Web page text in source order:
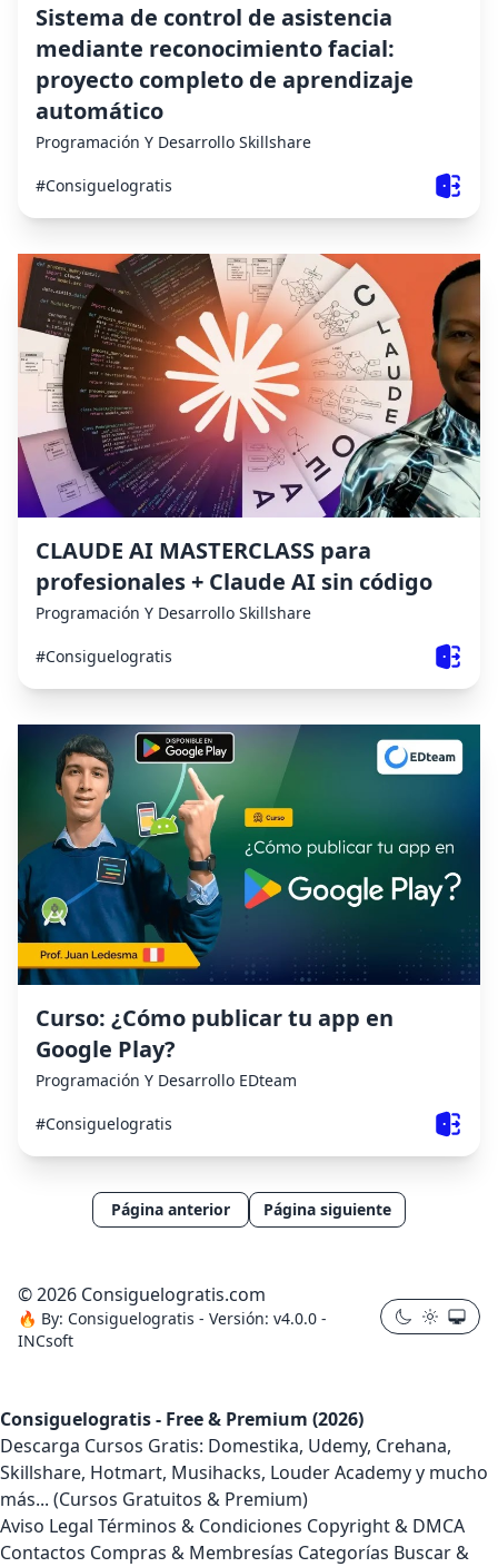
Sistema de control de asistencia
mediante reconocimiento facial:
proyecto completo de aprendizaje
automático
Programación Y Desarrollo Skillshare
#Consiguelogratis
CLAUDE AI MASTERCLASS para
profesionales + Claude AI sin código
Programación Y Desarrollo Skillshare
#Consiguelogratis
Curso: ¿Cómo publicar tu app en
Google Play?
Programación Y Desarrollo EDteam
#Consiguelogratis
Página anterior Página siguiente
© 2026 Consiguelogratis.com
🔥 By: Consiguelogratis - Versión: v4.0.0 -
INCsoft
Consiguelogratis - Free & Premium (2026)
Descarga Cursos Gratis: Domestika, Udemy, Crehana,
Skillshare, Hotmart, Musihacks, Louder Academy y mucho
más... (Cursos Gratuitos & Premium)
Aviso Legal Términos & Condiciones Copyright & DMCA
Contactos Compras & Membresías Categorías Buscar &